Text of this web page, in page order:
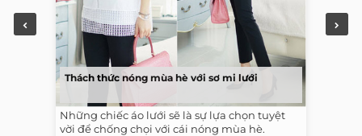
Thách thức nóng mùa hè với sơ mi lưới
Những chiếc áo lưới sẽ là sự lựa chọn tuyệt
vời để chống chọi với cái nóng mùa hè.